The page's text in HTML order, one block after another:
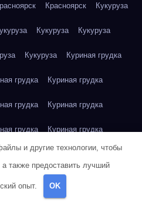
Красноярск Кукуруза
Кукуруза Кукуруза
Кукуруза Куриная грудка
грудка Куриная грудка
грудка Куриная грудка
грудка Куриная грудка
Куриное яйцо Куриное яйцо
Куриное яйцо
и другие технологии, чтобы
также предоставить лучший
опыт. OK